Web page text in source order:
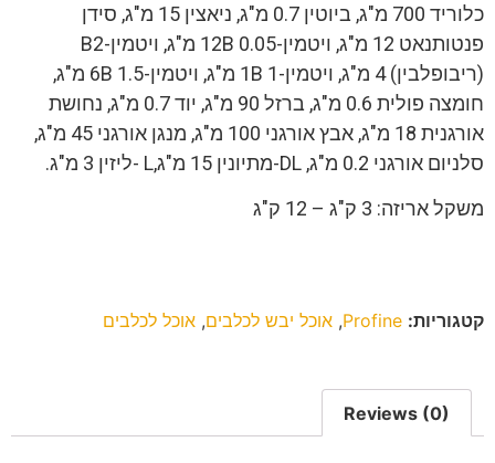
כלוריד 700 מ"ג, ביוטין 0.7 מ"ג, ניאצין 15 מ"ג, סידן
פנטותנאט 12 מ"ג, ויטמין-12B 0.05 מ"ג, ויטמין-B2
(ריבופלבין) 4 מ"ג, ויטמין-1B 1 מ"ג, ויטמין-6B 1.5 מ"ג,
חומצה פולית 0.6 מ"ג, ברזל 90 מ"ג, יוד 0.7 מ"ג, נחושת
אורגנית 18 מ"ג, אבץ אורגני 100 מ"ג, מנגן אורגני 45 מ"ג,
סלניום אורגני 0.2 מ"ג, DL-מתיונין 15 מ"ג,L -ליזין 3 מ"ג.
משקל אריזה: 3 ק"ג – 12 ק"ג
קטגוריות: Profine
, אוכל יבש לכלבים, אוכל לכלבים
Reviews (0)